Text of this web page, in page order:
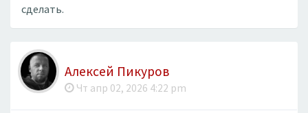
сделать.
Алексей Пикуров
Чт апр 02, 2026 4:22 pm